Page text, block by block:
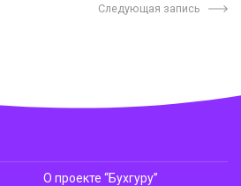
Следующая запись
О проекте “Бухгуру”